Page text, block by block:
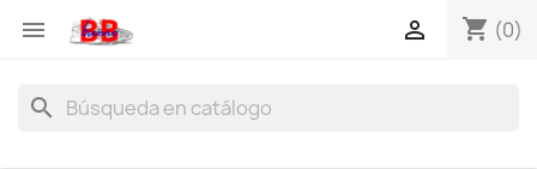
 shopping_cart (0)

search